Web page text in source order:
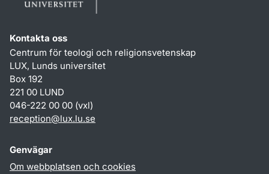
Kontakta oss
Centrum för teologi och religionsvetenskap
LUX, Lunds universitet
Box 192
221 00 LUND
046-222 00 00 (vxl)
reception@lux.lu.se
Genvägar
Om webbplatsen och cookies